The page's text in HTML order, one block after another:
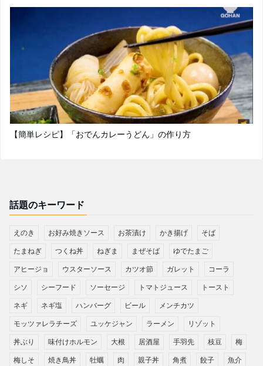
【簡単レシピ】「おでんカレーうどん」の作り方
話題のキーワード
えのき お好み焼きソース お茶漬け かき揚げ そば
たまねぎ つくね丼 ねぎま まぜそば ゆでたまご
アヒージョ ウスターソース カツオ節 ガレット コーラ
シソ シーフード ソーセージ トマトジュース トースト
ネギ ネギ塩 ハンバーグ ビール メンチカツ
モッツァレラチーズ ユッケジャン ラーメン リゾット
丼ぶり 味付けホルモン 大根 居酒屋 手羽先 枝豆 梅
梅しそ 焼き鳥丼 牡蠣 肉 親子丼 角煮 餃子 魚介